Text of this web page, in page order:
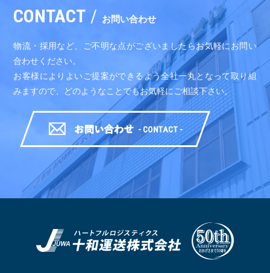
CONTACT / お問い合わせ
物流・採用など、ご不明な点がございましたらお気軽にお問い
合わせください。
お客様によりよいご提案ができるよう全社一丸となって取り組
みますので、どのようなことでもお気軽にご相談下さい。
お問い合わせ-CONTAXCT-